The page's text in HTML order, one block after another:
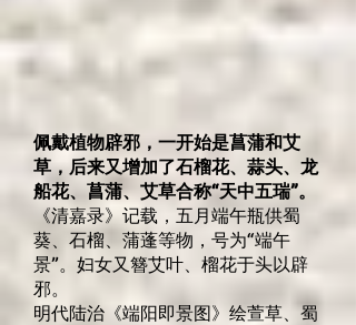
佩戴植物辟邪，一开始是菖蒲和艾
草，后来又增加了石榴花、蒜头、龙
船花、菖蒲、艾草合称“天中五瑞”。
《清嘉录》记载，五月端午瓶供蜀
葵、石榴、蒲蓬等物，号为“端午
景”。妇女又簪艾叶、榴花于头以辟
邪。
明代陆治《端阳即景图》绘萱草、蜀